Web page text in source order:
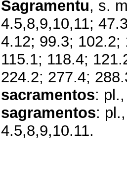
Sagramentu, s.
4.5,8,9,10,11;
4.12; 99.3; 102.2;
115.1; 118.4;
224.2; 277.4;
sacramentos:
sagramentos:
4.5,8,9,10.11.